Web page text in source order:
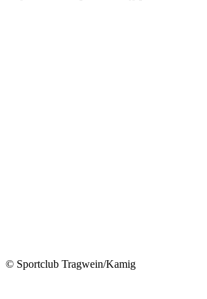
© Sportclub Tragwein/Kamig